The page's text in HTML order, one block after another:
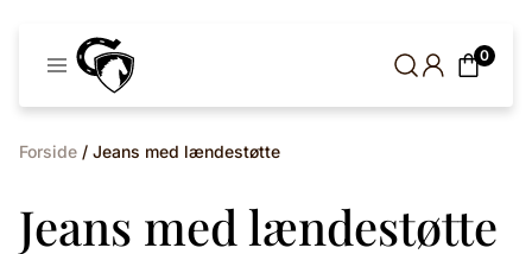
0
Forside / Jeans med lændestøtte
Jeans med lændestøtte